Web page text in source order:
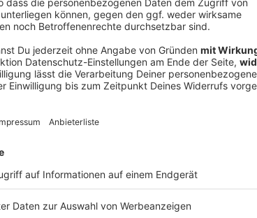
Rockstars auf Englisch. Bei "Tuff
auf Deutsch, als auch auf Englisch,
den "
und der Schweiz(und manchmal auch
Podcast-Plattformen. Gerne könnt ihr
gefällt, oder natürlich alle Podcasts
werden.